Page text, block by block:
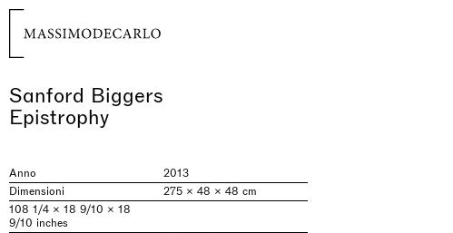
Sanford Biggers
Epistrophy
Anno
2013
Dimensioni
275 × 48 × 48 cm
108 1/4 × 18 9/10 × 18
9/10 inches